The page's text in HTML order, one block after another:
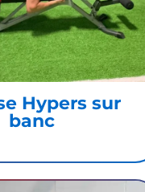
Hypers sur
banc